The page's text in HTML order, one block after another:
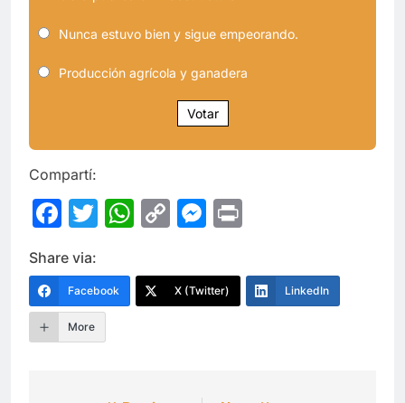
Nunca estuvo bien y sigue empeorando.
Producción agrícola y ganadera
Votar
Compartí:
Facebook
Twitter
WhatsApp
CopyMessenger
Share via:
Facebook X (Twitter) LinkedIn
More